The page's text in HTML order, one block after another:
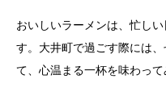
おいしいラーメンは、忙し
す。大井町で過ごす際には
て、心温まる一杯を味わって